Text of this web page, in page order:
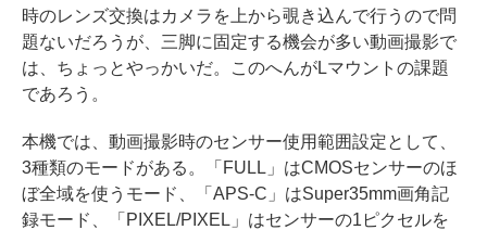
時のレンズ交換はカメラを上から覗き込んで行うので問
題ないだろうが、三脚に固定する機会が多い動画撮影で
は、ちょっとやっかいだ。このへんがLマウントの課題
であろう。
本機では、動画撮影時のセンサー使用範囲設定として、
3種類のモードがある。「FULL」はCMOSセンサーのほ
ぼ全域を使うモード、「APS-C」はSuper35mm画角記
録モード、「PIXEL/PIXEL」はセンサーの1ピクセルを